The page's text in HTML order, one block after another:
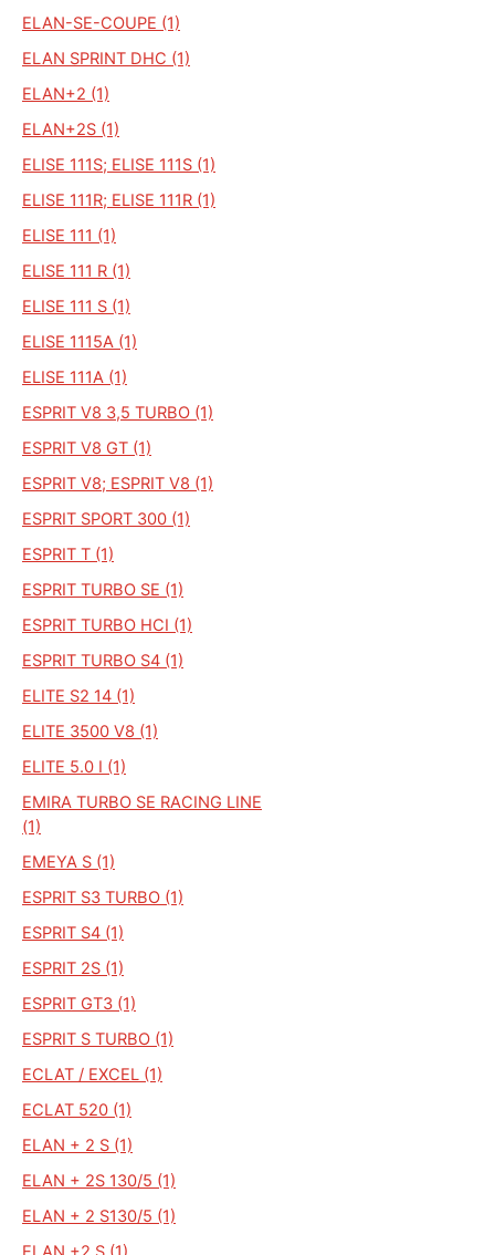
ELAN-SE-COUPE (1)
ELAN SPRINT DHC (1)
ELAN+2 (1)
ELAN+2S (1)
ELISE 111S; ELISE 111S (1)
ELISE 111R; ELISE 111R (1)
ELISE 111 (1)
ELISE 111 R (1)
ELISE 111 S (1)
ELISE 1115A (1)
ELISE 111A (1)
ESPRIT V8 3,5 TURBO (1)
ESPRIT V8 GT (1)
ESPRIT V8; ESPRIT V8 (1)
ESPRIT SPORT 300 (1)
ESPRIT T (1)
ESPRIT TURBO SE (1)
ESPRIT TURBO HCI (1)
ESPRIT TURBO S4 (1)
ELITE S2 14 (1)
ELITE 3500 V8 (1)
ELITE 5.0 I (1)
EMIRA TURBO SE RACING LINE
(1)
EMEYA S (1)
ESPRIT S3 TURBO (1)
ESPRIT S4 (1)
ESPRIT 2S (1)
ESPRIT GT3 (1)
ESPRIT S TURBO (1)
ECLAT / EXCEL (1)
ECLAT 520 (1)
ELAN + 2 S (1)
ELAN + 2S 130/5 (1)
ELAN + 2 S130/5 (1)